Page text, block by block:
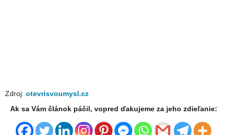
Zdroj: otevrisvoumysl.cz
Ak sa Vám článok páčil, vopred ďakujeme za jeho zdieľanie: